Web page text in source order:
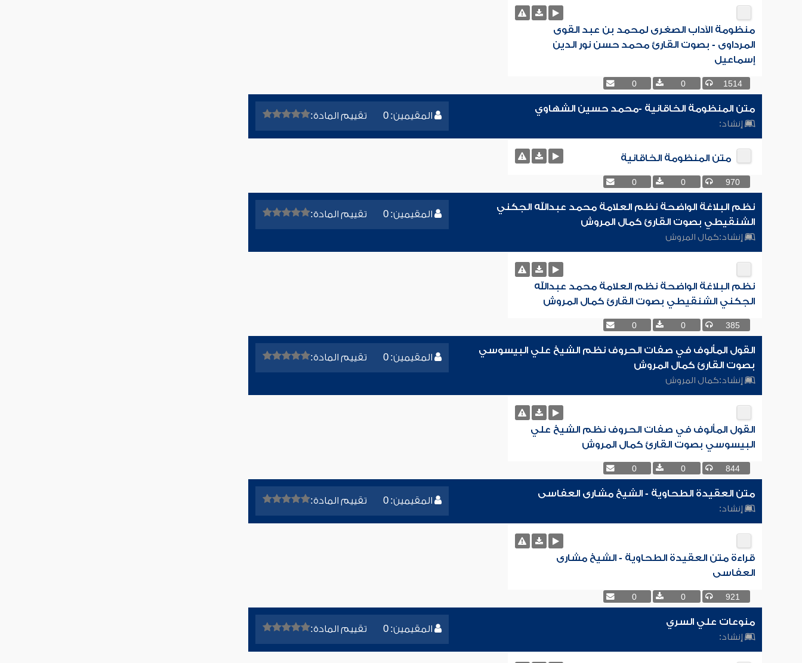
منظومة الآداب الصغرى لمحمد بن عبد القوى
المرداوى - بصوت القارئ محمد حسن نور الدين
إسماعيل
1514
0
0
المقيمين: 0 تقييم المادة:
متن المنظومة الخاقانية -محمد حسين الشهاوي
إنشاد:
متن المنظومة الخاقانية
970
0
0
المقيمين: 0 تقييم المادة:
نظم البلاغة الواضحة نظم العلامة محمد عبدالله الجكني
الشنقيطي بصوت القارئ كمال المروش
إنشاد:كمال المروش
نظم البلاغة الواضحة نظم العلامة محمد عبدالله
الجكني الشنقيطي بصوت القارئ كمال المروش
385
0
0
المقيمين: 0 تقييم المادة:
القول المألوف في صفات الحروف نظم الشيخ علي البيسوسي
بصوت القارئ كمال المروش
إنشاد:كمال المروش
القول المألوف في صفات الحروف نظم الشيخ علي
البيسوسي بصوت القارئ كمال المروش
844
0
0
المقيمين: 0 تقييم المادة:
متن العقيدة الطحاوية - الشيخ مشارى العفاسى
إنشاد:
قراءة متن العقيدة الطحاوية - الشيخ مشارى
العفاسى
921
0
0
المقيمين: 0 تقييم المادة:
منوعات علي السري
إنشاد: